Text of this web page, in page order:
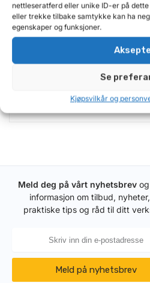
nettleseratferd eller unike ID-er på
eller trekke tilbake samtykke kan ha
egenskaper og funksjoner.
Se
Kjøpsvilkår og
Meld deg på vårt nyhetsbrevog
informasjon om tilbud,
praktiske tips og råd til ditt
Meld på nyhetsbrev